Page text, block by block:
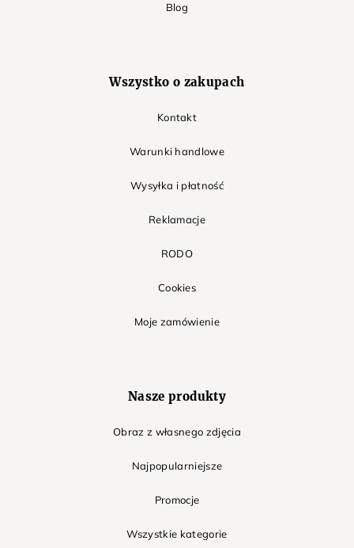
Blog
Wszystko o zakupach
Kontakt
Warunki handlowe
Wysyłka i płatność
Reklamacje
RODO
Cookies
Moje zamówienie
Nasze produkty
Obraz z własnego zdjęcia
Najpopularniejsze
Promocje
Wszystkie kategorie